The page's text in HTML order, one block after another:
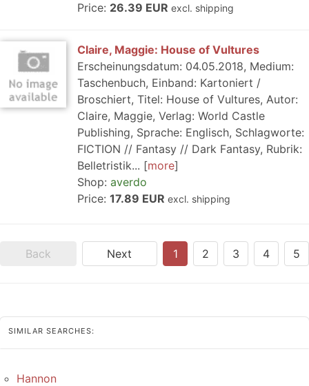
Price: 26.39 EUR excl. shipping
Claire, Maggie: House of Vultures
Erscheinungsdatum: 04.05.2018, Medium:
Taschenbuch, Einband: Kartoniert /
Broschiert, Titel: House of Vultures, Autor:
Claire, Maggie, Verlag: World Castle
Publishing, Sprache: Englisch, Schlagworte:
FICTION // Fantasy // Dark Fantasy, Rubrik:
Belletristik...
more
Shop: averdo
Price: 17.89 EUR excl. shipping
Back Next 1 2 3 4 5
SIMILAR SEARCHES:
Hannon